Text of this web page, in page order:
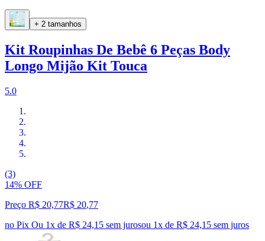
+ 2 tamanhos
Kit Roupinhas De Bebê 6 Peças Body
Longo Mijão Kit Touca
5.0
(3)
14% OFF
Preço R$ 20,77R$ 20,77
no Pix Ou 1x de R$ 24,15 sem jurosou 1x de R$ 24,15 sem juros